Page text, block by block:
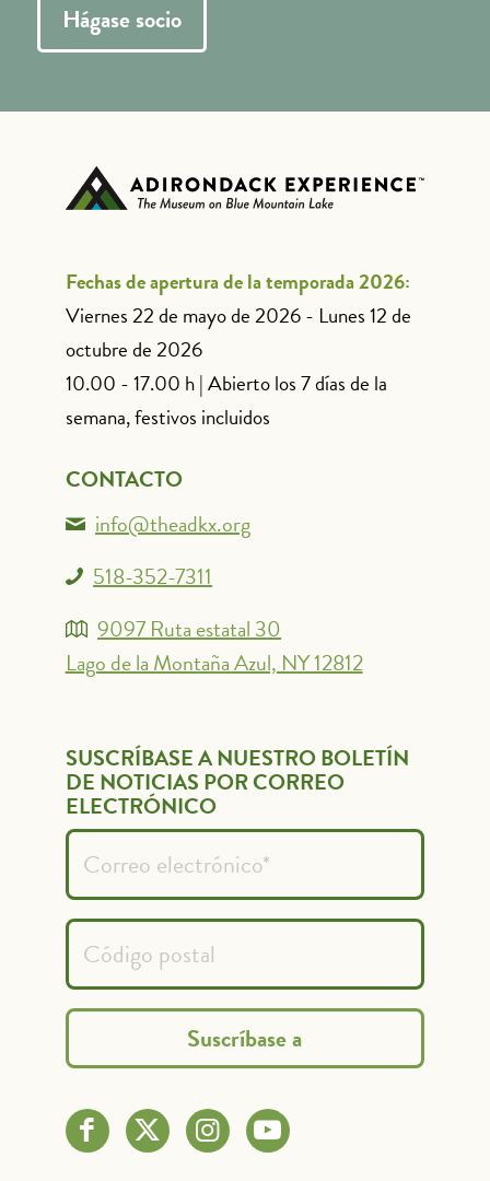
Hágase socio
Fechas de apertura de la temporada 2026:
Viernes 22 de mayo de 2026 - Lunes 12 de
octubre de 2026
10.00 - 17.00 h | Abierto los 7 días de la
semana, festivos incluidos
CONTACTO
info@theadkx.org
518-352-7311
9097 Ruta estatal 30
Lago de la Montaña Azul, NY 12812
SUSCRÍBASE A NUESTRO BOLETÍN
DE NOTICIAS POR CORREO
ELECTRÓNICO